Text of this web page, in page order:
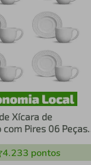
Xícara de
com Pires 06 Peças
4.233 pontos